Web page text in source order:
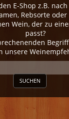
E-Shop z.B.
Rebsorte oder
Wein, der zu
passt?
unsere
SUCHEN